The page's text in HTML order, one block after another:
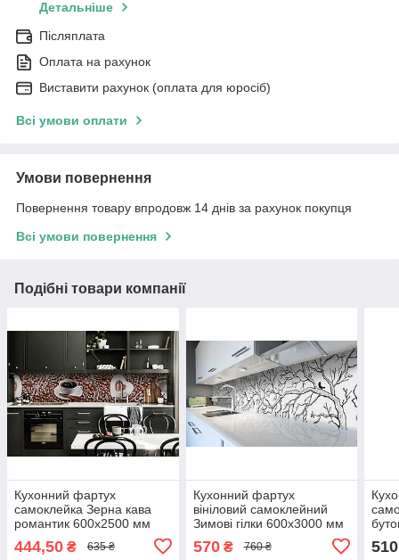
Детальніше
Післяплата
Оплата на рахунок
Виставити рахунок (оплата для юросіб)
Всі умови оплати
Умови повернення
Повернення товару впродовж 14 днів за рахунок покупця
Всі умови повернення
Подібні товари компанії
Кухонний фартух
самоклейка Зерна кава
романтик 600х2500 мм
вінілова плівка для кухні
Happy Pocket Z181446
444,50 ₴ 635 ₴
Кухонний фартух
вініловий самоклейний
Зимові гілки 600х3000 мм
Pocket Z181783
570₴ 760 ₴ 510